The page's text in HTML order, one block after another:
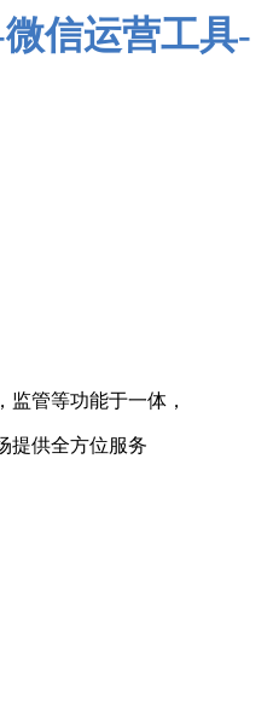
管等功能于一体，
提供全方位服务